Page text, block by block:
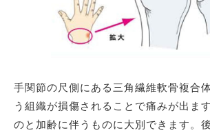
手関節の尺側にある三角繊維軟骨複合
う組織が損傷されることで痛みが出ま
のと加齢に伴うものに大別できます。